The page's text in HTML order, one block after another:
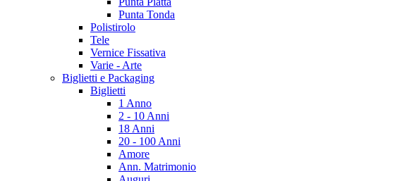
Punta Tonda
Polistirolo
Tele
Vernice Fissativa
Varie - Arte
Biglietti e Packaging
Biglietti
1 Anno
2 - 10 Anni
18 Anni
20 - 100 Anni
Amore
Ann. Matrimonio